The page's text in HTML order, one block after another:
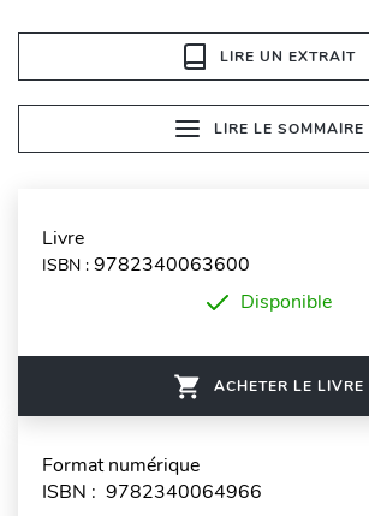
LIRE UN EXTRAIT
LIRE LE SOMMAIRE
Livre
ISBN : 9782340063600
Disponible
ACHETER LE LIVRE
Format numérique
ISBN : 9782340064966